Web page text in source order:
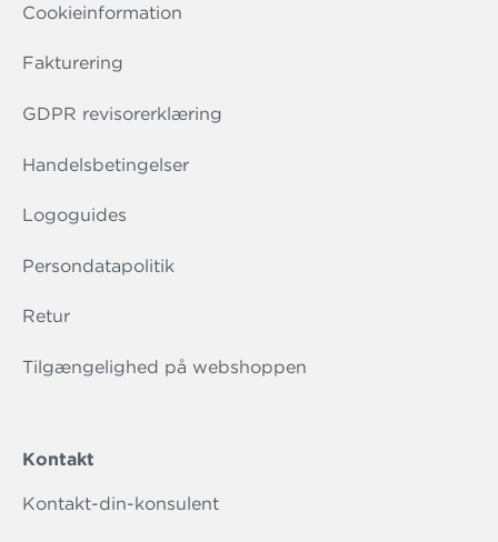
Cookieinformation
Fakturering
GDPR revisorerklæring
Handelsbetingelser
Logoguides
Persondatapolitik
Retur
Tilgængelighed på webshoppen
Kontakt
Kontakt-din-konsulent